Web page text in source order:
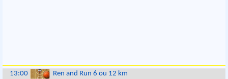
13:00 Ren and Run 6 ou 12 km